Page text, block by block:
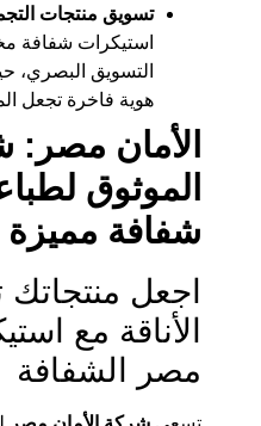
تسويق منتجات
استيكرات شفافة
التسويق البصري،
هوية فاخرة تجعل
الأمان
الموثوق
شفافة مميزة
اجعل منتجاتك
الأناقة مع
مصر الشفافة